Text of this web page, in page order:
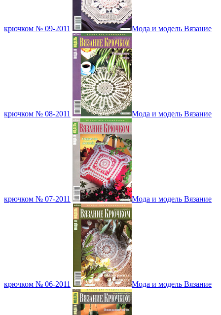
крючком № 09-2011 Мода и модель Вязание
крючком № 08-2011 Мода и модель Вязание
крючком № 07-2011 Мода и модель Вязание
крючком № 06-2011 Мода и модель Вязание